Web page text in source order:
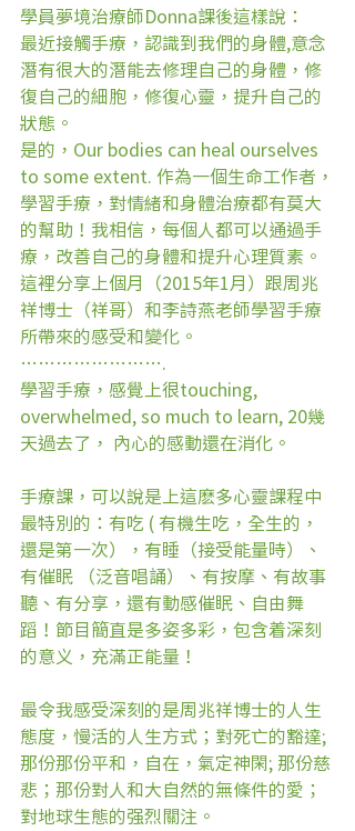
學員夢境治療師Donna課後這樣說：
最近接觸手療，認識到我們的身體,意念
潛有很大的潛能去修理自己的身體，修
復自己的細胞，修復心靈，提升自己的
狀態。
是的，Our bodies can heal ourselves
to some extent. 作為一個生命工作者，
學習手療，對情緒和身體治療都有莫大
的幫助！我相信，每個人都可以通過手
療，改善自己的身體和提升心理質素。
這裡分享上個月（2015年1月）跟周兆
祥博士（祥哥）和李詩燕老師學習手療
所帶來的感受和變化。
…………………….
學習手療，感覺上很touching,
overwhelmed, so much to learn, 20幾
天過去了， 內心的感動還在消化。
手療課，可以說是上這麽多心靈課程中
最特別的：有吃 ( 有機生吃，全生的，
還是第一次），有睡（接受能量時）、
有催眠 （泛音唱誦）、有按摩、有故事
聽、有分享，還有動感催眠、自由舞
蹈！節目簡直是多姿多彩，包含着深刻
的意义，充滿正能量！
最令我感受深刻的是周兆祥博士的人生
態度，慢活的人生方式；對死亡的豁達;
那份那份平和，自在，氣定神閑; 那份慈
悲；那份對人和大自然的無條件的愛；
對地球生態的强烈關注。